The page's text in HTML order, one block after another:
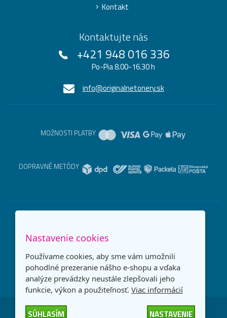
Kontakt
Kontaktujte nás
+421 948 016 336
Po-Pia 8.00-16.30 h
info@originalnetonery.sk
MOŽNOSTI PLATBY
DOPRAVNÉ METÓDY
Nastavenie cookies
Používame cookies, aby sme vám umožnili
pohodlné prezeranie nášho e-shopu a vďaka
analýze prevádzky neustále zlepšovali jeho
funkcie, výkon a použiteľnosť. Viac informácií
SÚHLASÍM NASTAVENIE